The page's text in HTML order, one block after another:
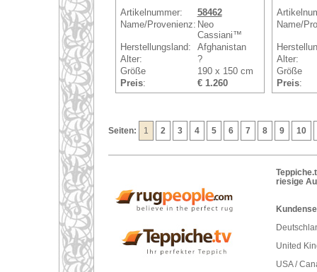
Artikelnummer:
58462
Name/Provenienz: Neo
Cassiani™
Herstellungsland:
Afghanistan
Alter:
?
Größe
190 x 150 cm
Preis: € 1.260
Name/
Alter:
Größe
Preis:
Seiten: 1 2 3 4 5 6 7 8 9 10
riesige
United
USA /